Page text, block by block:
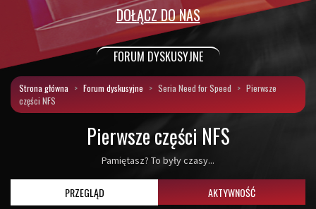
DOŁĄCZ DO NAS
FORUM DYSKUSYJNE
Strona główna Forum dyskusyjne Seria Need for Speed
Pierwsze
części NFS
Pierwsze części NFS
Pamiętasz? To były czasy...
PRZEGLĄD AKTYWNOŚĆ